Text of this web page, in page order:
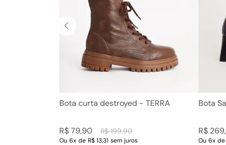
Bota curta destroyed - TERRA
R$ 199,90
R$79,90
Ou 6x de R$ 13,31 sem juros
Bota
R$ 269,
Ou 6x de